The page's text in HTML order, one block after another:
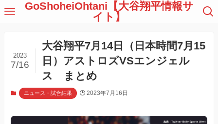
GoShoheiOhtani【大谷翔平情報サ
イト】
大谷翔平7月14日（日本時間7月15
日）アストロズVSエンジェル
ス まとめ
2023
7/16
ニュース・試合結果 2023年7月16日